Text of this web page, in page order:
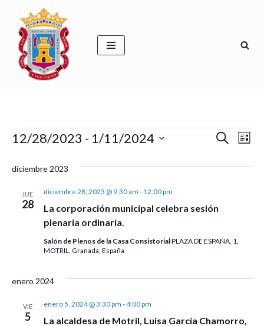
Saltar
contenido
de
y
de
Buscar
Lista
12/28/2023 - 1/11/2024
la
diciembre 2023
JUE
28
La corporación municipal celebra sesión
plenaria ordinaria.
diciembre 28, 2023 @ 9:30 am - 12:00 pm
Salón de Plenos de la Casa ConsistorialPLAZA DE ESPAÑA, 1,
MOTRIL, Granada, España
enero 2024
VIE
5
La alcaldesa de Motril, Luisa García Chamorro,
enero 5, 2024 @ 3:30 pm -4:00 pm